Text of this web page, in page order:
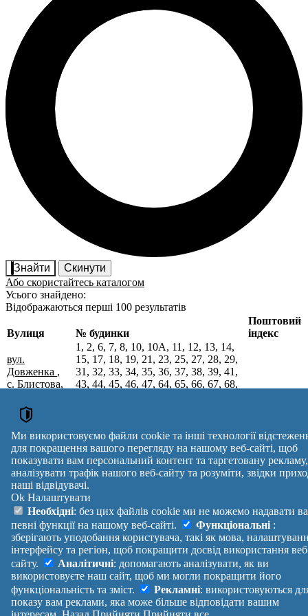
Знайти
Скинути
Або скористайтесь каталогом
Усього знайдено:
Відображаються перші 100 результатів
Поштові індекси України. Оновлено : 27-07-2026.
Вулиця № будинки
Поштовий
індекс
вул.
Довженка ,
с. Блистова,
р-н,
Чернігівська
обл.
1, 2, 6, 7, 8, 10, 10А, 11, 12, 13, 14,
15, 17, 18, 19, 21, 23, 25, 27, 28, 29,
31, 32, 33, 34, 35, 36, 37, 38, 39, 41,
43, 44, 45, 46, 47, 64, 65, 66, 67, 68,
99, 100, 101, 102, 103, 104, 105, 106,
107, 108, 109, 110, 111, 112, 113
Вулиця № будинків
Індекс
reklama
Правила
Допомога
Платні
послуги
Політика
конфіденційності
Маніфест
Про проект
Зворотній
зв'язок
Україна
Увійти|
Вихід
Ми використовуємо файли cookie та інші технології
для покращення вашого перегляду на нашому веб-сайті, щоб
показувати вам персональний контент та таргетовану рекламу,
аналізувати трафік нашого веб-сайту та розуміти, звідки
наші відвідувачі.
Ok Налаштувати
Необхідні: без цих файлів cookie ми не можемо надавати
певні функції на нашому веб-сайті.
Функціональні :
зберігають уподобання користувача, такі як мова,
інтерфейсу та регіон, щоб покращити досвід використання
сайту.
Аналітичні: допомагають аналізувати, як ви
використовуєте наш сайт, щоб ми могли покращити його
функціональність та зміст.
Рекламні: використовуються
показу вам реклами, яка може більше відповідати вашим